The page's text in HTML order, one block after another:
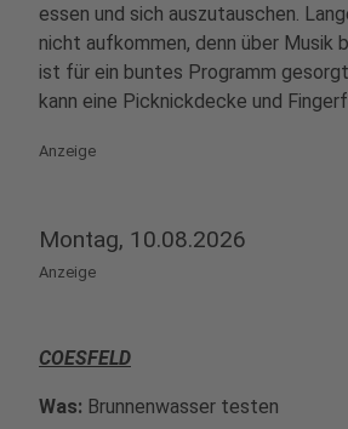
essen und sich auszutauschen.
nicht aufkommen, denn über Musik
ist für ein buntes Programm
kann eine Picknickdecke und
Anzeige
Montag, 10.08.2026
Anzeige
COESFELD
Was: Brunnenwasser testen